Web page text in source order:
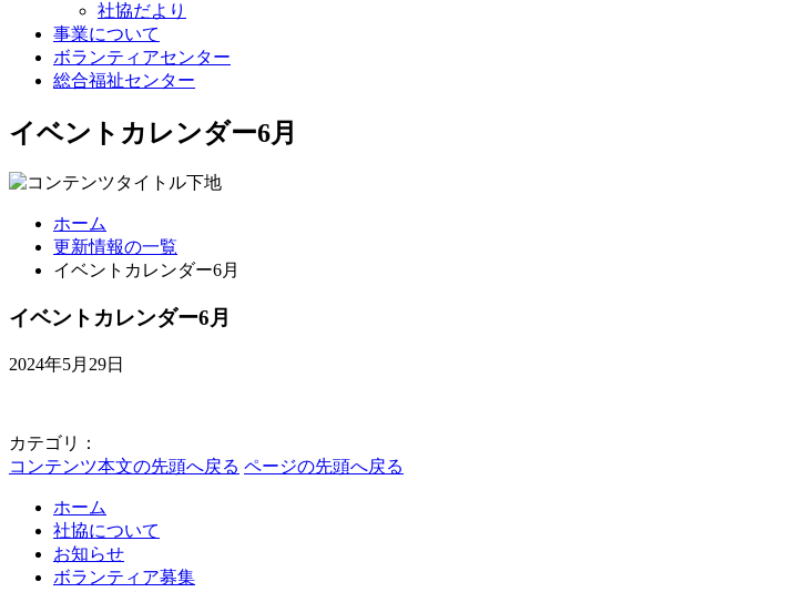
社協だより
事業について
ボランティアセンター
総合福祉センター
イベントカレンダー6月
ホーム
更新情報の一覧
イベントカレンダー6月
イベントカレンダー6月
2024年5月29日
カテゴリ：
コンテンツ本文の先頭へ戻る ページの先頭へ戻る
ホーム
社協について
お知らせ
ボランティア募集